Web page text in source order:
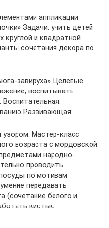
аппликации
Задачи: учить детей
круглой и квадратной
сочетания декора по
завируха» Целевые
воспитывать
Развивающая:.
Мастер-класс
возраста с мордовской
народно-
проводить.
по мотивам
передавать
(сочетание белого и
кистью